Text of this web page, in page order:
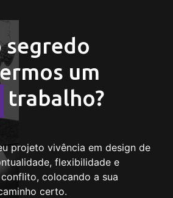
segredo
um
trabalho?
projeto vivência em design de
flexibilidade e
colocando a sua
certo.